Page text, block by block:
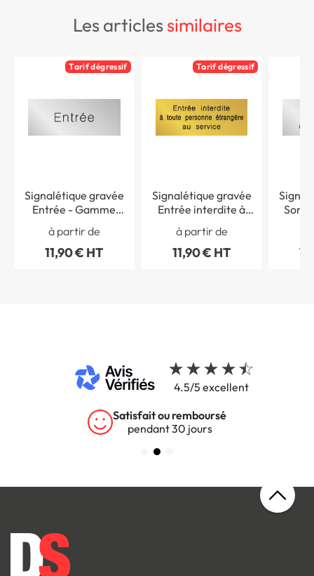
les articlessimilaires
Tarif dégressif
Signalétique gravée
Entrée - Gamme
à partir de
11,90 € HT
Tarif dégressif
Signalétique gravée
Entrée interdite à
toute personne
étrangère au service -
Gamme Métal
à partir de
11,90 € HT
4.5/5 excellent
Satisfait ou remboursé
pendant 30 jours